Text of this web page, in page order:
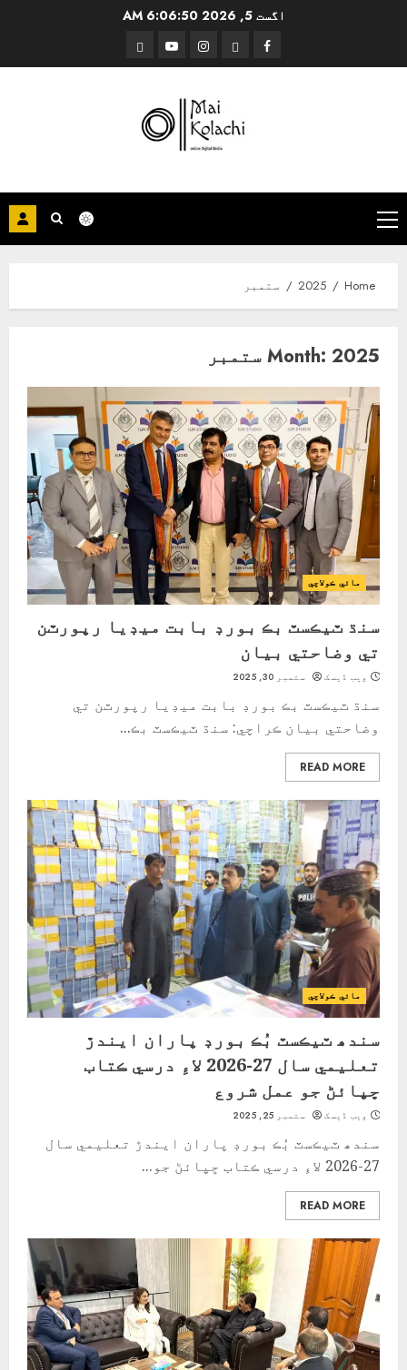
اگست 5, 2026 6:06:51 AM
Facebook
Instagram
YouTube
Threads
Primary
Menu
Home
2025 ستمبر
Month: 2025 ستمبر
مائي ڪولاچي
سنڌ ٽيڪسٽ بڪ بورڊ بابت ميڊيا رپورٽن
تي وضاحتي بيان
ویب ڈیسک ستمبر 30, 2025
سنڌ ٽيڪسٽ بڪ بورڊ بابت ميڊيا رپورٽن تي
وضاحتي بيان ڪراچي: سنڌ ٽيڪسٽ بڪ...
READ MORE
مائي ڪولاچي
سندھ ٽيڪسٽ بُڪ بورڊ پاران ايندڙ
تعليمي سال 27-2026 لاءِ درسي ڪتاب
ڇپائڻ جو عمل شروع
ویب ڈیسک ستمبر 25, 2025
سندھ ٽيڪسٽ بُڪ بورڊ پاران ايندڙ تعليمي سال
27-2026 لاءِ درسي ڪتاب ڇپائڻ جو...
READ MORE